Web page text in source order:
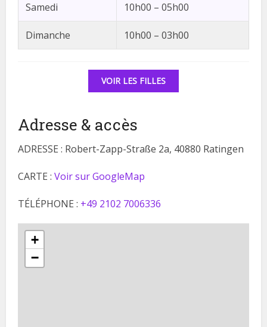
Samedi 10h00 – 05h00
Dimanche 10h00 – 03h00
VOIR LES FILLES
Adresse & accès
ADRESSE : Robert-Zapp-Straße 2a, 40880 Ratingen
CARTE : Voir sur GoogleMap
TÉLÉPHONE : +49 2102 7006336
+
−